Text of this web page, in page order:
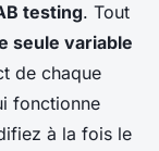
testing. Tout
seule variable
de chaque
fonctionne
à la fois le